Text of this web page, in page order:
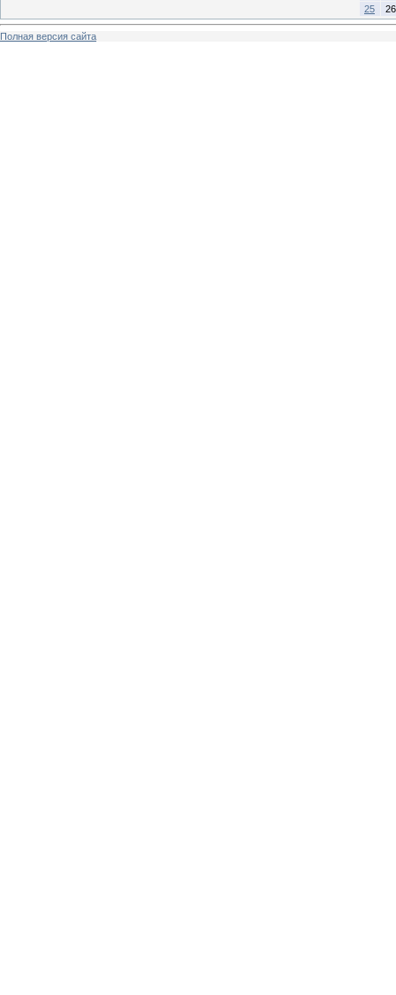
25
26
Полная версия сайта